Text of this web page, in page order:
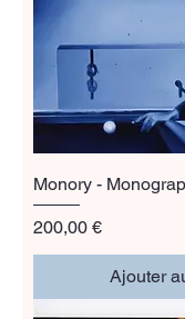
Monory -
Prix
200,00 €
Ajouter